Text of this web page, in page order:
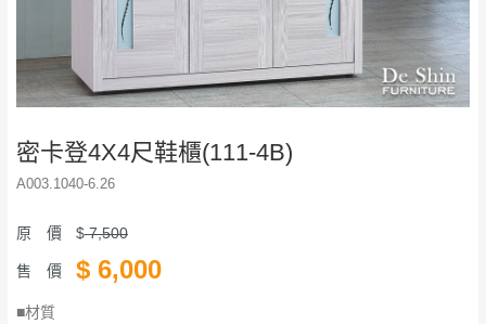
密卡登4X4尺鞋櫃(111-4B)
A003.1040-6.26
原 價 $7,500
售 價 $ 6,000
■材質